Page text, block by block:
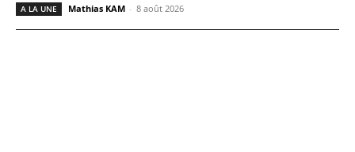
A LA UNE Mathias KAM - 8 août 2026